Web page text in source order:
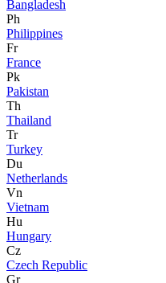
Bangladesh
Ph
Philippines
Fr
France
Pk
Pakistan
Th
Thailand
Tr
Turkey
Du
Netherlands
Vn
Vietnam
Hu
Hungary
Cz
Czech Republic
Gr